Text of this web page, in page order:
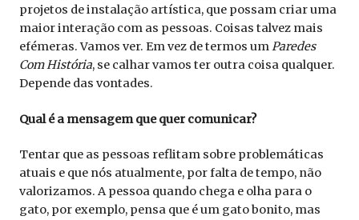
projetos de instalação artística, que possam criar uma
maior interação com as pessoas. Coisas talvez mais
efémeras. Vamos ver. Em vez de termos umParedes
Com História, se calhar vamos ter outra coisa qualquer.
Depende das vontades.
Qual é a mensagem que quer comunicar?
Tentar que as pessoas reflitam sobre problemáticas
atuais e que nós atualmente, por falta de tempo, não
valorizamos. A pessoa quando chega e olha para o
gato, por exemplo, pensa que é um gato bonito, mas